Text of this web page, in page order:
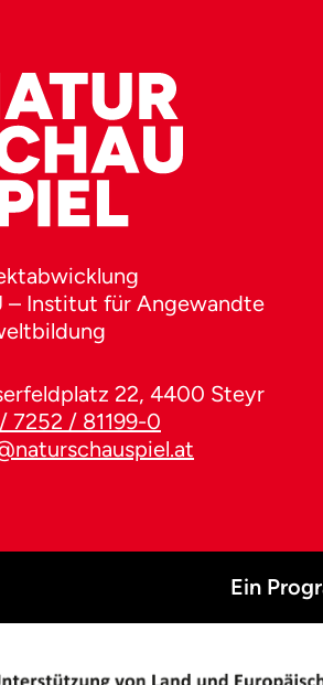
– Institut für Angewandte
22, 4400 Steyr
7252 / 81199-0
Ein